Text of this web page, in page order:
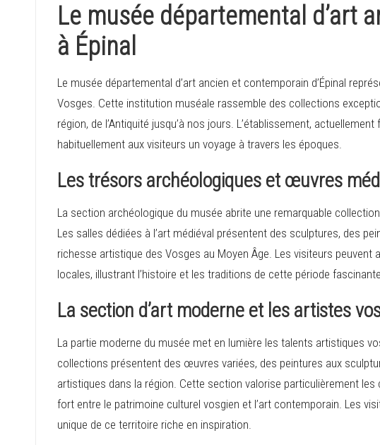
Le musée départemental d’art
à Épinal
Le musée départemental d’art ancien et contemporain d’Épinal
Vosges. Cette institution muséale rassemble des collections
région, de l’Antiquité jusqu’à nos jours. L’établissement,
habituellement aux visiteurs un voyage à travers les époques.
Les trésors archéologiques et œuvres
La section archéologique du musée abrite une remarquable
Les salles dédiées à l’art médiéval présentent des sculptures, des
richesse artistique des Vosges au Moyen Âge. Les visiteurs
locales, illustrant l’histoire et les traditions de cette période fascinante.
La section d’art moderne et les artistes
La partie moderne du musée met en lumière les talents artistiques
collections présentent des œuvres variées, des peintures aux
artistiques dans la région. Cette section valorise particulièrement
fort entre le patrimoine culturel vosgien et l’art contemporain. Les
unique de ce territoire riche en inspiration.